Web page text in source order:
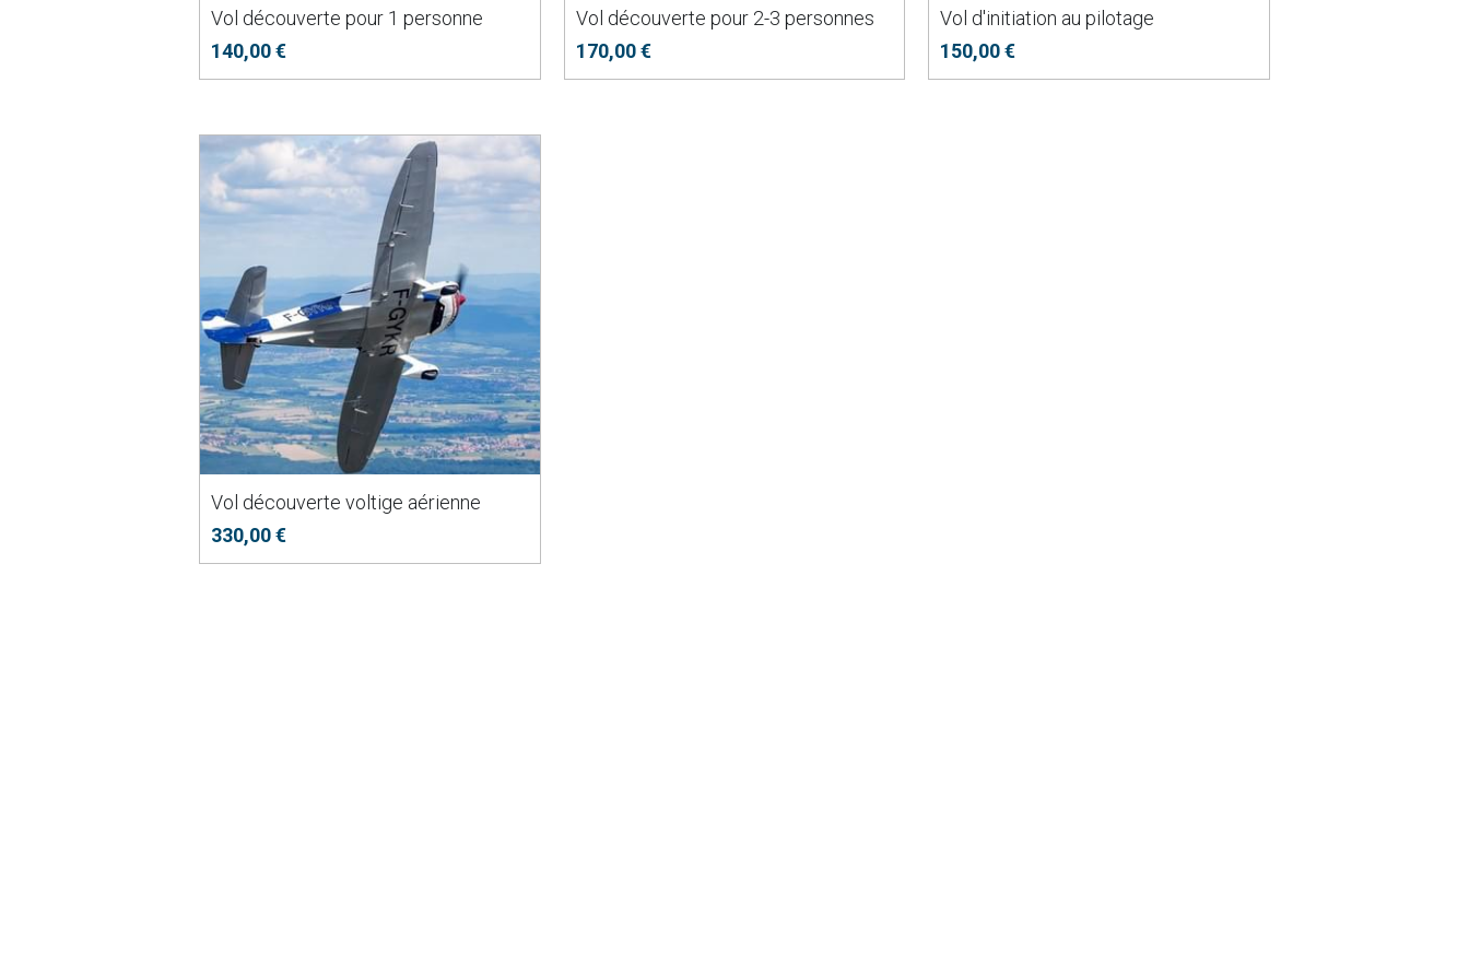
Vol découverte pour 1 personne
140,00 €
Vol découverte pour 2-3 personnes
170,00 €
Vol d'initiation au pilotage
150,00 €
Vol découverte voltige aérienne
330,00 €